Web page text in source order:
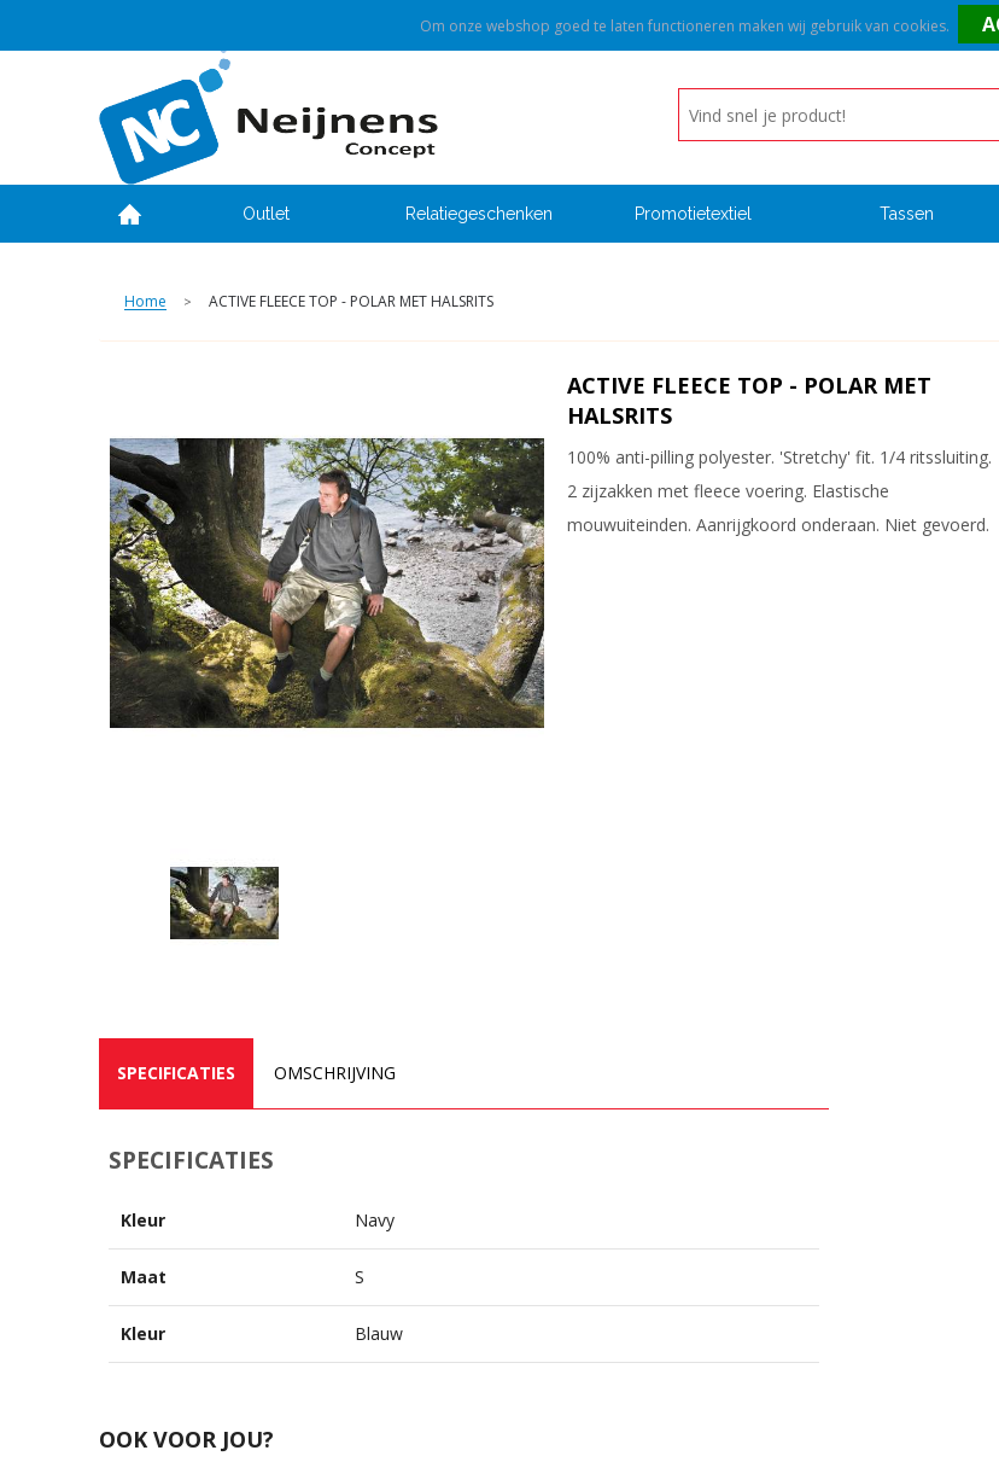
Outlet Relatiegeschenken Promotietextiel Tassen
Home > ACTIVE FLEECE TOP - POLAR MET HALSRITS
ACTIVE FLEECE TOP - POLAR MET
HALSRITS
100% anti-pilling polyester. 'Stretchy' fit. 1/4 ritssluiting.
2 zijzakken met fleece voering. Elastische
mouwuiteinden. Aanrijgkoord onderaan. Niet gevoerd.
SPECIFICATIES OMSCHRIJVING
SPECIFICATIES
Kleur Navy
Maat S
Kleur Blauw
OOK VOOR JOU?
Om onze webshop goed te laten functioneren maken wij gebruik van cookies.